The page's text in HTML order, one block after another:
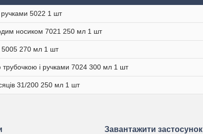
ручками 5022 1 шт
носиком 7021 250 мл 1 шт
5005 270 мл 1 шт
трубочкою і ручками 7024 300 мл 1 шт
31/200 250 мл 1 шт
Завантажити застосунок